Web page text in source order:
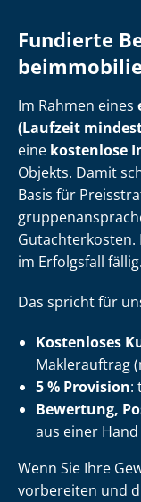
Fundierte
be­im­mo­bi­lie
Im Rahmen eines
(Laufzeit
eine kostenlose
Objekts. Damit
Basis für
Gutachterkosten.
im Erfolgsfall fällig.
Das spricht für
Kostenloses
Maklerauftrag
5 % Provision:
Bewertung,
aus einer Hand
Wenn Sie Ihre
vorbereiten und